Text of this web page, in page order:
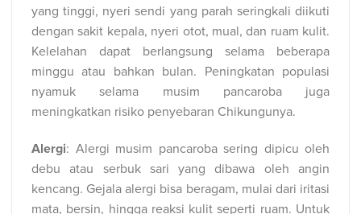
yang tinggi, nyeri sendi yang parah seringkali diikuti
dengan sakit kepala, nyeri otot, mual, dan ruam kulit.
Kelelahan dapat berlangsung selama beberapa
minggu atau bahkan bulan. Peningkatan populasi
nyamuk selama musim pancaroba juga
meningkatkan risiko penyebaran Chikungunya.
Alergi: Alergi musim pancaroba sering dipicu oleh
debu atau serbuk sari yang dibawa oleh angin
kencang. Gejala alergi bisa beragam, mulai dari iritasi
mata, bersin, hingga reaksi kulit seperti ruam. Untuk